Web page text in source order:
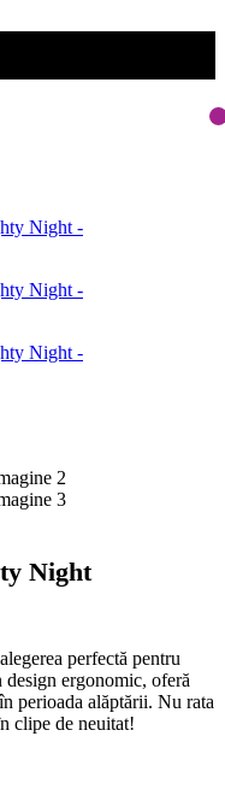
Night
perfectă pentru
ergonomic, oferă
perioada alăptării. Nu rata
clipe de neuitat!